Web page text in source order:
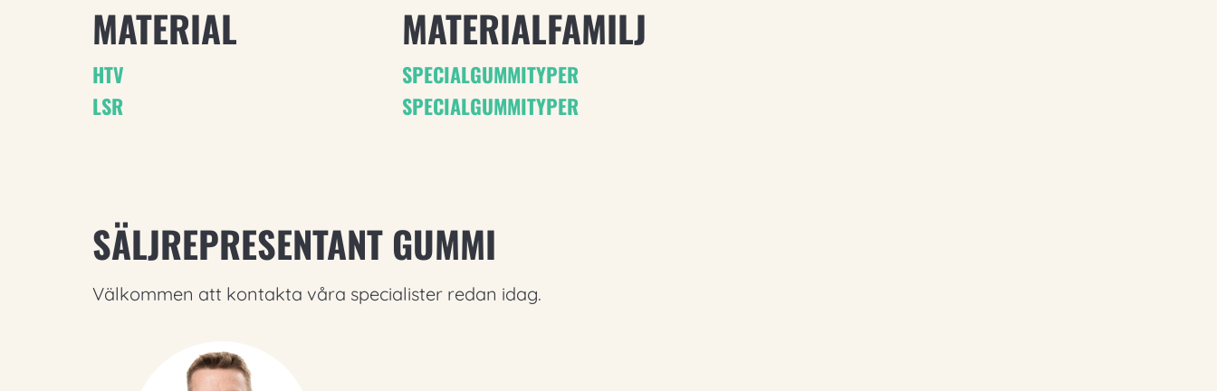
MATERIAL
HTV
LSR
MATERIALFAMILJ
SPECIALGUMMITYPER
SPECIALGUMMITYPER
SÄLJREPRESENTANT GUMMI
Välkommen att kontakta våra specialister redan idag.